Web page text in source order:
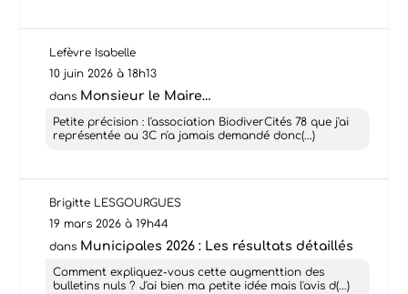
Lefèvre Isabelle
10 juin 2026 à 18h13
dans Monsieur le Maire…
Petite précision : l'association BiodiverCités 78 que j'ai
représentée au 3C n'a jamais demandé donc(...)
Brigitte LESGOURGUES
19 mars 2026 à 19h44
dans Municipales 2026 : Les résultats détaillés
Comment expliquez-vous cette augmenttion des
bulletins nuls ? J'ai bien ma petite idée mais l'avis d(...)